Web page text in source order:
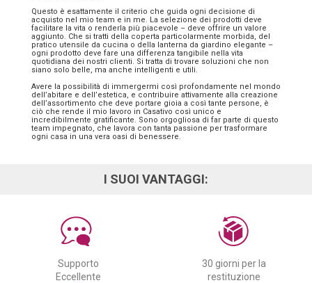
Questo è esattamente il criterio che guida ogni decisione di
acquisto nel mio team e in me. La selezione dei prodotti deve
facilitare la vita o renderla più piacevole – deve offrire un valore
aggiunto. Che si tratti della coperta particolarmente morbida, del
pratico utensile da cucina o della lanterna da giardino elegante –
ogni prodotto deve fare una differenza tangibile nella vita
quotidiana dei nostri clienti. Si tratta di trovare soluzioni che non
siano solo belle, ma anche intelligenti e utili.
Avere la possibilità di immergermi così profondamente nel mondo
dell’abitare e dell’estetica, e contribuire attivamente alla creazione
dell’assortimento che deve portare gioia a così tante persone, è
ciò che rende il mio lavoro in Casativo così unico e
incredibilmente gratificante. Sono orgogliosa di far parte di questo
team impegnato, che lavora con tanta passione per trasformare
ogni casa in una vera oasi di benessere.
I SUOI VANTAGGI:
Supporto
Eccellente
30 giorni per la
restituzione